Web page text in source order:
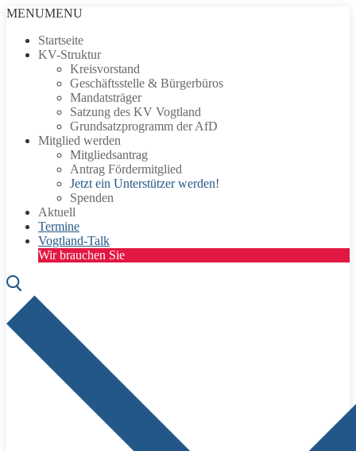
Zum
springen
Menü
Schließen
MENUMENU
Startseite
KV-Struktur
Kreisvorstand
Geschäftsstelle & Bürgerbüros
Mandatsträger
Satzung des KV Vogtland
Grundsatzprogramm der AfD
Mitglied werden
Mitgliedsantrag
Antrag Fördermitglied
Jetzt ein Unterstützer werden!
Spenden
Aktuell
Termine
Vogtland-Talk
Wir brauchen Sie